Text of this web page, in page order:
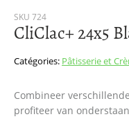
SKU 724
CliClac+ 24x5
Catégories: Pâtisserie et
Combineer
profiteer van
Passer
au
de
d’images